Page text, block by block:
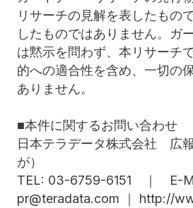
リサーチの見解を表したもの
したものではありません。ガ
は黙示を問わず、本リサーチ
的への適合性を含め、一切の
ありません。
■本件に関するお問い合わせ
日本テラデータ株式会社 広
が）
TEL: 03-6759-6151 ｜ E-
pr@teradata.com ｜ http://